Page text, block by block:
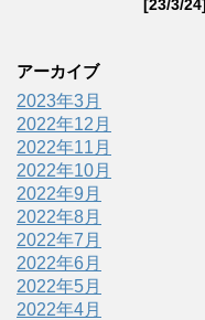
[23/3/24]
アーカイブ
2023年3月
2022年12月
2022年11月
2022年10月
2022年9月
2022年8月
2022年7月
2022年6月
2022年5月
2022年4月